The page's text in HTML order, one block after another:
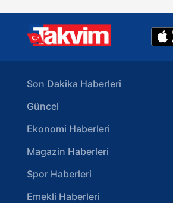
Son Dakika Haberleri
Güncel
Ekonomi Haberleri
Magazin Haberleri
Spor Haberleri
Emekli Haberleri